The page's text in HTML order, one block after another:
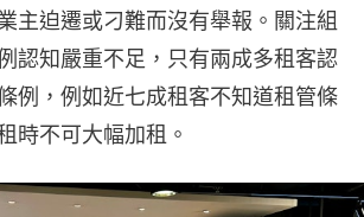
主迫遷或刁難而沒有舉報。關注組
認知嚴重不足，只有兩成多租客認
例，例如近七成租客不知道租管條
時不可大幅加租。